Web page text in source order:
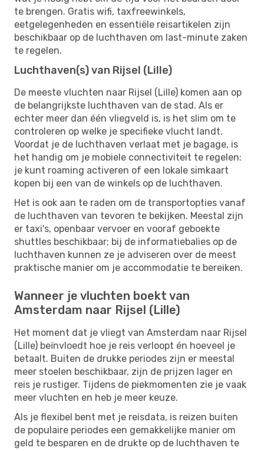
te brengen. Gratis wifi, taxfreewinkels,
eetgelegenheden en essentiële reisartikelen zijn
beschikbaar op de luchthaven om last-minute zaken
te regelen.
Luchthaven(s) van Rijsel (Lille)
De meeste vluchten naar Rijsel (Lille) komen aan op
de belangrijkste luchthaven van de stad. Als er
echter meer dan één vliegveld is, is het slim om te
controleren op welke je specifieke vlucht landt.
Voordat je de luchthaven verlaat met je bagage, is
het handig om je mobiele connectiviteit te regelen:
je kunt roaming activeren of een lokale simkaart
kopen bij een van de winkels op de luchthaven.
Het is ook aan te raden om de transportopties vanaf
de luchthaven van tevoren te bekijken. Meestal zijn
er taxi's, openbaar vervoer en vooraf geboekte
shuttles beschikbaar; bij de informatiebalies op de
luchthaven kunnen ze je adviseren over de meest
praktische manier om je accommodatie te bereiken.
Wanneer je vluchten boekt van
Amsterdam naar Rijsel (Lille)
Het moment dat je vliegt van Amsterdam naar Rijsel
(Lille) beïnvloedt hoe je reis verloopt én hoeveel je
betaalt. Buiten de drukke periodes zijn er meestal
meer stoelen beschikbaar, zijn de prijzen lager en
reis je rustiger. Tijdens de piekmomenten zie je vaak
meer vluchten en heb je meer keuze.
Als je flexibel bent met je reisdata, is reizen buiten
de populaire periodes een gemakkelijke manier om
geld te besparen en de drukte op de luchthaven te